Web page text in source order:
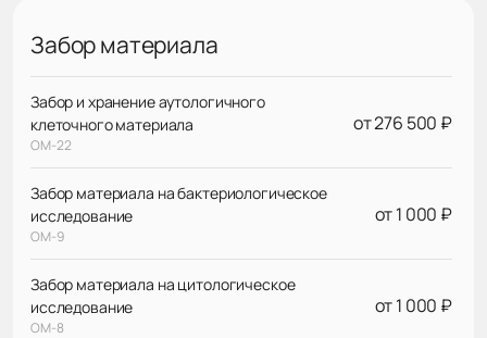
Забор материала
Забор и хранение аутологичного
клеточного материала
ОМ-22
от 276 500 ₽
Забор материала на бактериологическое
исследование
ОМ-9
от 1 000 ₽
Забор материала на цитологическое
исследование
ОМ-8
от 1 000 ₽